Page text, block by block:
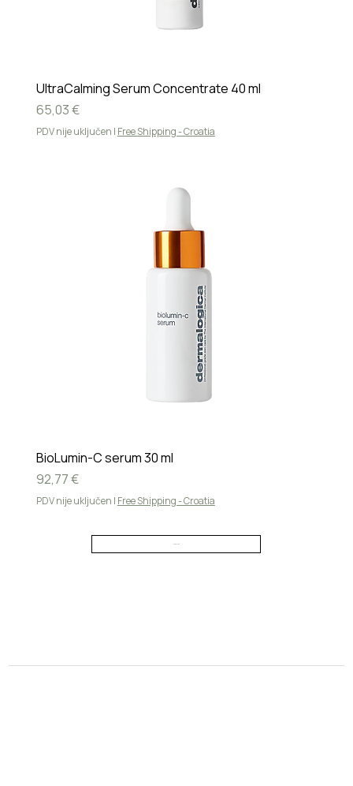
UltraCalming Serum Concentrate 40 ml
Cijena
65,03 €
PDV nije uključen | Free Shipping - Croatia
BioLumin-C serum 30 ml
Cijena
92,77 €
PDV nije uključen | Free Shipping - Croatia